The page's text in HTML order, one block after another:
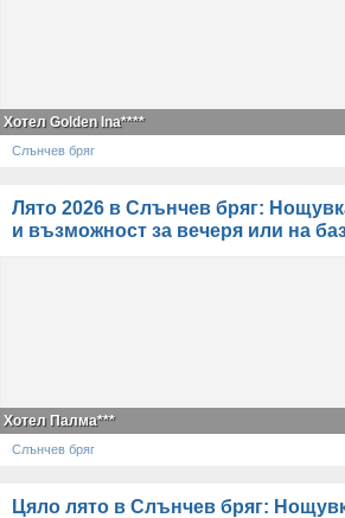
Хотел Golden Ina****
Слънчев бряг
Лято 2026 в Слънчев бряг:
и възможност за вечеря или на
Хотел Палма***
Слънчев бряг
Цяло лято в Слънчев бряг: